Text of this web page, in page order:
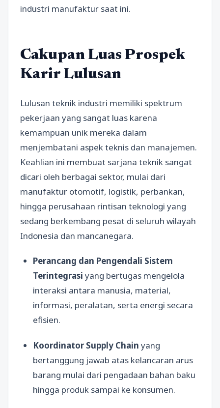
industri manufaktur saat ini.
Cakupan Luas Prospek
Karir Lulusan
Lulusan teknik industri memiliki spektrum
pekerjaan yang sangat luas karena
kemampuan unik mereka dalam
menjembatani aspek teknis dan manajemen.
Keahlian ini membuat sarjana teknik sangat
dicari oleh berbagai sektor, mulai dari
manufaktur otomotif, logistik, perbankan,
hingga perusahaan rintisan teknologi yang
sedang berkembang pesat di seluruh wilayah
Indonesia dan mancanegara.
Perancang dan Pengendali Sistem
Terintegrasi yang bertugas mengelola
interaksi antara manusia, material,
informasi, peralatan, serta energi secara
efisien.
Koordinator Supply Chain yang
bertanggung jawab atas kelancaran arus
barang mulai dari pengadaan bahan baku
hingga produk sampai ke konsumen.